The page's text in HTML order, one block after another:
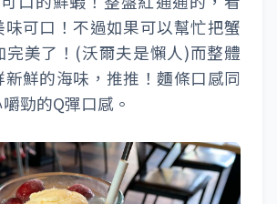
可口！不過如果可以幫忙把蟹
完美了！(沃爾夫是懶人)而整體
鮮的海味，推推！麵條口感同
勁的Q彈口感。